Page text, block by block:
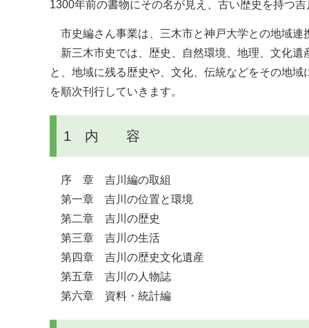
1300年前の書物にその名が見え、古い歴史を持つ吉
市史編さん事業は、三木市と神戸大学との地域連
新三木市史では、歴史、自然環境、地理、文化遺
と、地域に残る歴史や、文化、伝統などをその地
を順次刊行していきます。
1 内 容
序 章 吉川編の取組
第一章 吉川の位置と環境
第二章 吉川の歴史
第三章 吉川の生活
第四章 吉川の歴史文化遺産
第五章 吉川の人物誌
第六章 資料・統計編